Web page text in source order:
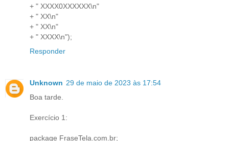
+ " XXXX0XXXXXX\n"
+ " XX\n"
+ " XX\n"
+ " XXXX\n");
Responder
Unknown 29 de maio de 2023 às 17:54
Boa tarde.
Exercício 1:
package FraseTela.com.br;